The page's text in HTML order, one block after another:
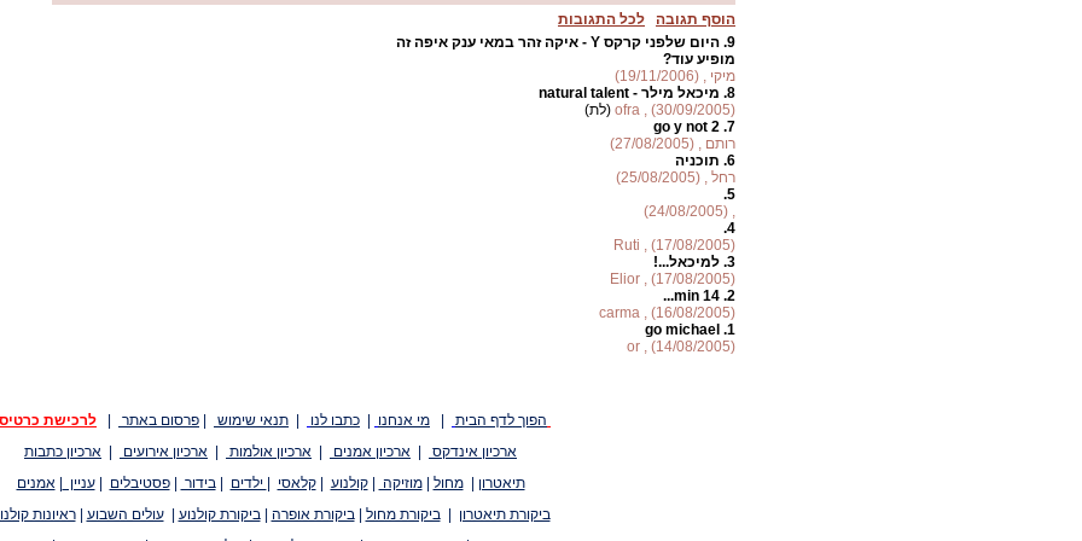
הוסף תגובה
לכל התגובות
9.
היום שלפני קרקס Y - איקה זהר במאי ענק איפה זה
מופיע עוד?
מיקי , (19/11/2006)
8. מיכאל מילר - natural talent
ofra , (30/09/2005) (לת)
7.
go y not 2
רותם , (27/08/2005)
6. תוכניה
רחל , (25/08/2005)
5.
, (24/08/2005)
4.
Ruti , (17/08/2005)
3. למיכאל...!
Elior , (17/08/2005)
2.
14 min...
carma , (16/08/2005)
1.
go michael
or , (14/08/2005)
הפוך לדף הבית מי אנחנו כתבו לנו תנאי שימוש פרסום באתר
לרכישת
ארכיון אינדקס
ארכיון אמנים ארכיון אולמות ארכיון אירועים
ארכיון כתבות
תיאטרון
|מחול |מוזיקה |קולנוע |קלאסי ילדים |בידור |פסטיבלים |עניין |אמנים
ביקורת תיאטרון
|ביקורת מחול |ביקורת אופרה |ביקורת קולנוע |עולים השבוע |ראיונות